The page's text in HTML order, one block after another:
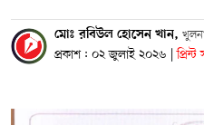
মোঃ রবিউল হোসেন খান,
প্রকাশ : ০২ জুলাই ২০২৬ | প্রিন্ট